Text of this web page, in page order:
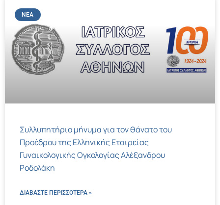
ΝΈΑ
Συλλυπητήριο μήνυμα για τον θάνατο του
Προέδρου της Ελληνικής Εταιρείας
Γυναικολογικής Ογκολογίας Αλέξανδρου
Ροδολάκη
ΔΙΑΒΑΣΤΕ ΠΕΡΙΣΣΌΤΕΡΑ »